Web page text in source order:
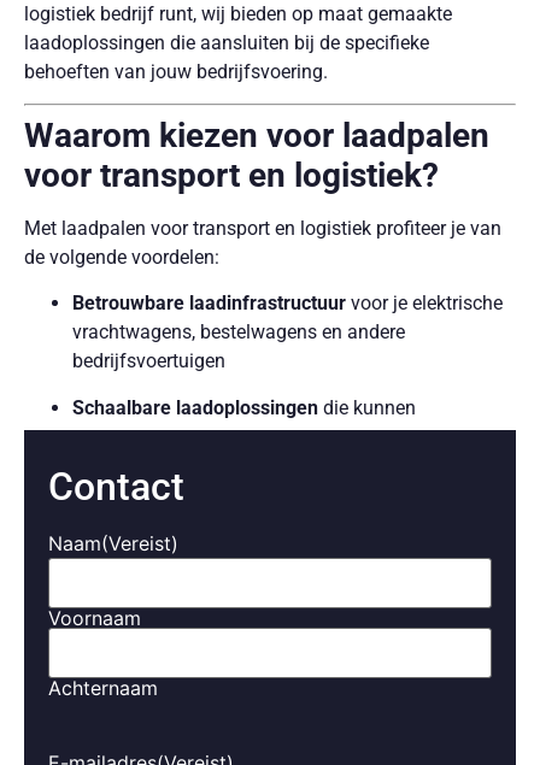
logistiek bedrijf runt, wij bieden op maat gemaakte
laadoplossingen die aansluiten bij de specifieke
behoeften van jouw bedrijfsvoering.
Waarom kiezen voor laadpalen
voor transport en logistiek?
Met laadpalen voor transport en logistiek profiteer je van
de volgende voordelen:
Betrouwbare laadinfrastructuur voor je elektrische
vrachtwagens, bestelwagens en andere
bedrijfsvoertuigen
Schaalbare laadoplossingen die kunnen
meegroeien met je bedrijf en het aantal voertuigen
Laadvermogens tot 150 kW
management
laden en integratie met zonnepanelen om kosten te
Eenvoudige integratie
Contact
Naam(Vereist)
Voornaam
Achternaam